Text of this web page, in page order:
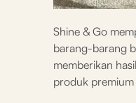
Shine & Go
barang-barang
memberikan
produk premium